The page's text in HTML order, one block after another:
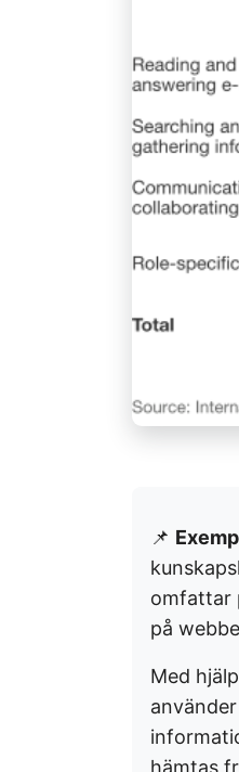
📌
omfattar
på
Med
använder
hämtas